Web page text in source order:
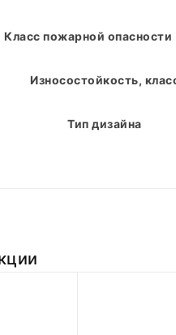
Класс пожарной
Износостойкость,
Тип дизайна